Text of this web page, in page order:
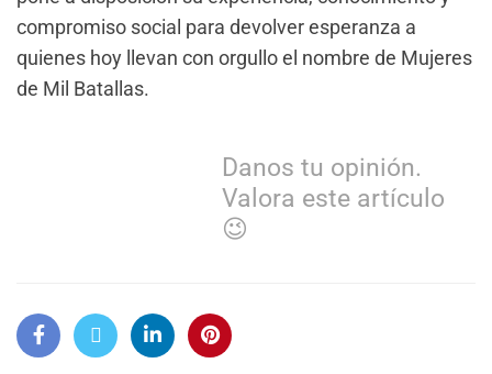
compromiso social para devolver esperanza a
quienes hoy llevan con orgullo el nombre de Mujeres
de Mil Batallas.
Danos tu opinión.
Valora este artículo
😉